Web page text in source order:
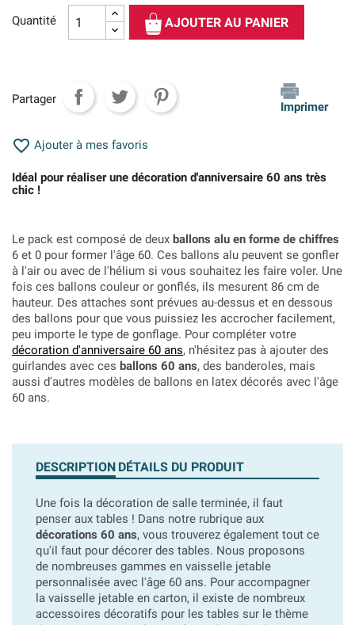
Quantité AJOUTER AU PANIER
Partager
Imprimer
 Ajouter à mes favoris
Idéal pour réaliser une décoration d'anniversaire 60 ans très
chic !
Le pack est composé de deux ballons alu en forme de chiffres
6 et 0 pour former l'âge 60. Ces ballons alu peuvent se gonfler
à l'air ou avec de l'hélium si vous souhaitez les faire voler. Une
fois ces ballons couleur or gonflés, ils mesurent 86 cm de
hauteur. Des attaches sont prévues au-dessus et en dessous
des ballons pour que vous puissiez les accrocher facilement,
peu importe le type de gonflage. Pour compléter votre
décoration d'anniversaire 60 ans, n'hésitez pas à ajouter des
guirlandes avec ces ballons 60 ans, des banderoles, mais
aussi d'autres modèles de ballons en latex décorés avec l'âge
60 ans.
DESCRIPTION DÉTAILS DU PRODUIT
Une fois la décoration de salle terminée, il faut
penser aux tables ! Dans notre rubrique aux
décorations 60 ans, vous trouverez également tout ce
qu'il faut pour décorer des tables. Nous proposons
de nombreuses gammes en vaisselle jetable
personnalisée avec l'âge 60 ans. Pour accompagner
la vaisselle jetable en carton, il existe de nombreux
accessoires décoratifs pour les tables sur le thème